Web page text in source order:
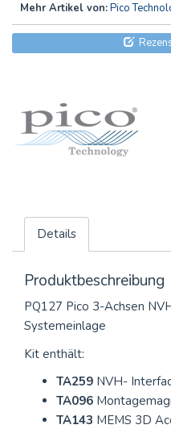
Mehr Artikel von:Pico
Details
Produktbeschreibung
PQ127 Pico 3-Achsen
Systemeinlage
Kit enthält:
TA259 NVH-
TA096
TA143 MEMS 3D